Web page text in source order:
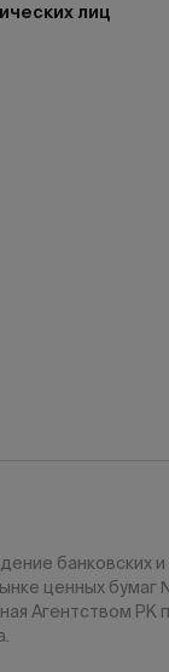
лиц
банковских
ценных
Агентством РК